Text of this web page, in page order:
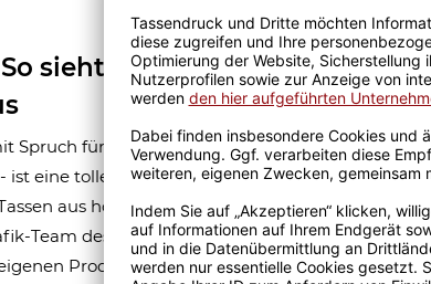
So sieht ein richtig cooler
Spruch für Männer-Berufe - So sieht ein richtig
ist eine tolle Geschenkidee, egal zu welchem
aus hochwertiger Keramik wurden mit viel
Team designt. Mit viel Erfahrung werden sie
Produktion bedruckt. Die Kaffeebecher sind